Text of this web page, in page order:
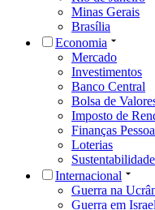
Minas Gerais
Brasília
Economia
Mercado
Investimentos
Banco Central
Bolsa de
Imposto de
Finanças
Loterias
Sustentabilidade
Internacional
Guerra na
Guerra em Israel